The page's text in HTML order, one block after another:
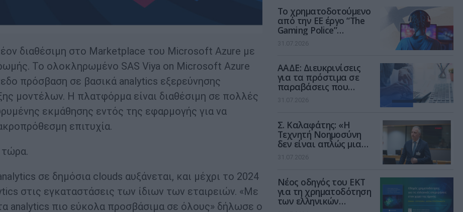
διαθέσιμη στο Marketplace του Microsoft Azure με
Το ολοκληρωμένο SAS Viya on Microsoft Azure
πρόσβαση σε βασικά analytics εξερεύνησης
μοντέλων. Η πλατφόρμα είναι διαθέσιμη σε πολλές
εκμάθησης εντός της εφαρμογής για να
επιτυχία.
τώρα.
σε δημόσια clouds αυξάνεται, και μέχρι το 2024
στις εγκαταστάσεις των ίδιων των εταιρειών. «Με
analytics πιο εύκολα προσβάσιμα σε όλους» δήλωσε ο
Το χρηματοδοτούμενο
από την ΕΕ έργο “The
Gaming Police”
ενισχύει την ασφάλεια
των παιδιών στο
31.07.2026
ΑΑΔΕ: Διευκρινίσεις
για τα πρόστιμα σε
παραβάσεις που
αφορούν τους ΦΗΜ
31.07.2026
Σ. Καλαφάτης: «Η
Τεχνητή Νοημοσύνη
δεν είναι απλώς μια
νέα τεχνολογία, είναι
μια νέα βιομηχανική
31.07.2026
Νέος οδηγός του ΕΚΤ
για τη χρηματοδότηση
των ελληνικών